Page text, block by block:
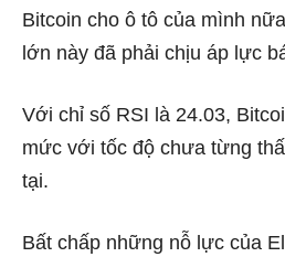
Bitcoin cho ô tô của mình
lớn này đã phải chịu áp lực
Với chỉ số RSI là 24.03,
mức với tốc độ chưa từng
tại.
Bất chấp những nỗ lực của